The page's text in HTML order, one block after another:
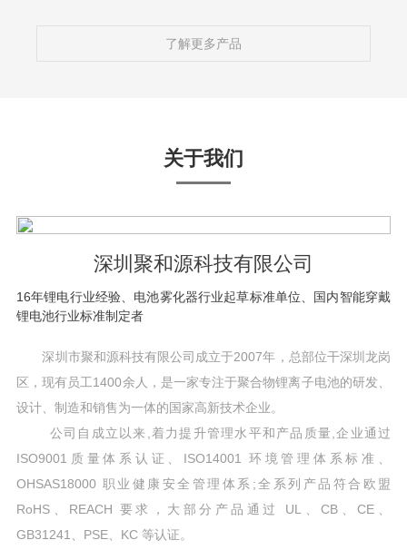
了解更多产品
关于我们
深圳聚和源科技有限公司
16年锂电行业经验、电池雾化器行业起草标准单位、国内智能穿戴
锂电池行业标准制定者
深圳市聚和源科技有限公司成立于2007年，总部位干深圳龙岗
区，现有员工1400余人，是一家专注于聚合物锂离子电池的研发、
设计、制造和销售为一体的国家高新技术企业。
公司自成立以来,着力提升管理水平和产品质量,企业通过
ISO9001质量体系认证、ISO14001 环境管理体系标准、
OHSAS18000 职业健康安全管理体系;全系列产品符合欧盟
RoHS、REACH 要求，大部分产品通过 UL、CB、CE、
GB31241、PSE、KC 等认证。